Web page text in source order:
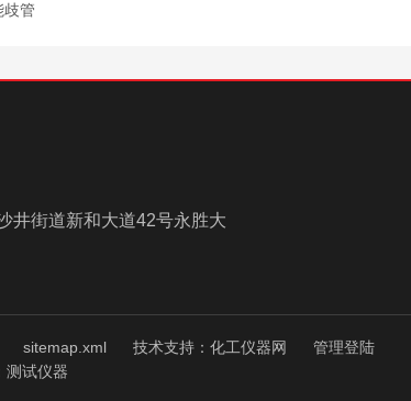
歧管
井街道新和大道42号永胜大
sitemap.xml 技术支持： 化工仪器网
管理登陆
测试仪器